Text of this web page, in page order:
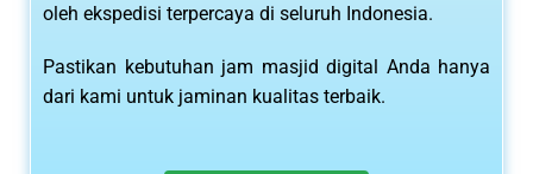
oleh ekspedisi terpercaya di seluruh Indonesia.
Pastikan kebutuhan jam masjid digital Anda hanya
dari kami untuk jaminan kualitas terbaik.